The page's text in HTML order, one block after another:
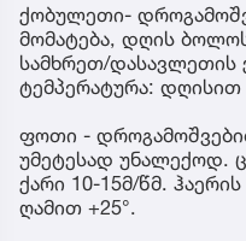
ქობულეთი-
მომატება, დღის
სამხრეთ/დასავლეთის
ტემპერატურა: დღისით
ფოთი -
უმეტესად უნალექოდ.
ქარი 10-15მ/წმ.
ღამით +25°.